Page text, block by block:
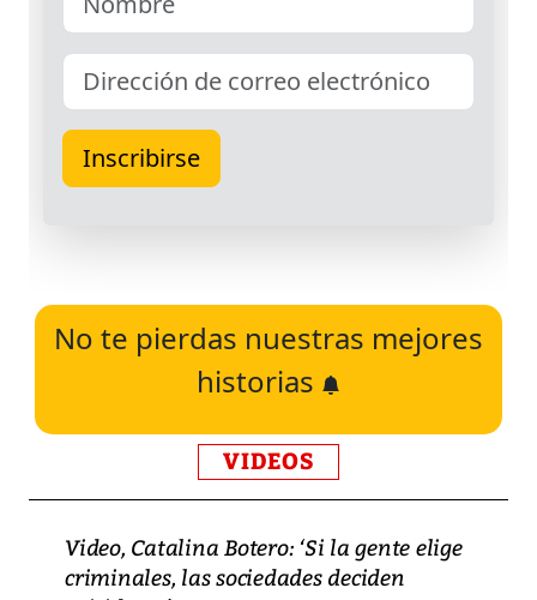
No te pierdas nuestras mejores
historias
VIDEOS
Video, Catalina Botero: ‘Si la gente elige
criminales, las sociedades deciden